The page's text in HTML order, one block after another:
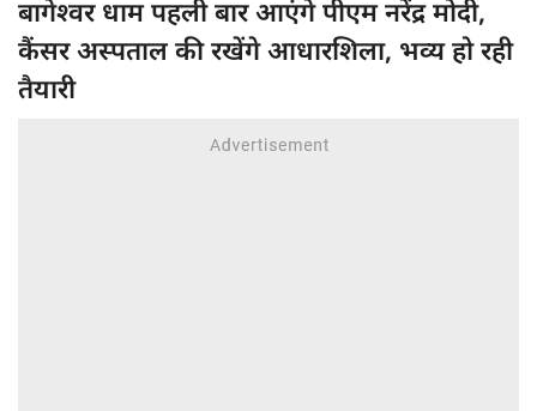
बागेश्वर धाम पहली बार आएंगे पीएम नरेंद्र मोदी,
कैंसर अस्पताल की रखेंगे आधारशिला, भव्य हो रही
तैयारी